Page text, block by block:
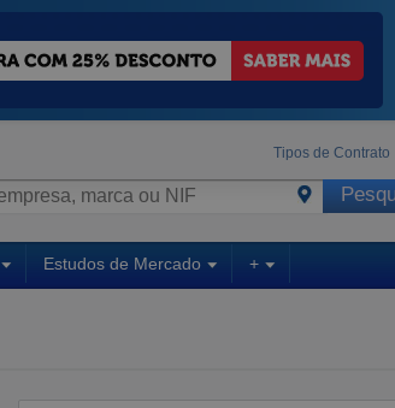
Tipos de Contrato
Estudos de Mercado +